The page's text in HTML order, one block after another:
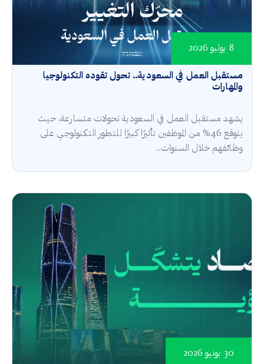
مستقبل العمل في السعودية.. تحول تقوده التكنولوجيا
والمهارات
8 يوليو 2026
يشهد مستقبل العمل في السعودية تحولات متسارعة، حيث
يتوقع 46% من الموظفين تأثيرًا كبيرًا للتطور التكنولوجي على
وظائفهم خلال السنوات...
30 يونيو 2026